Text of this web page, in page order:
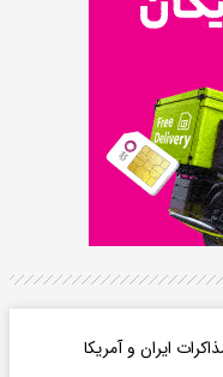
ایران و آمریکا